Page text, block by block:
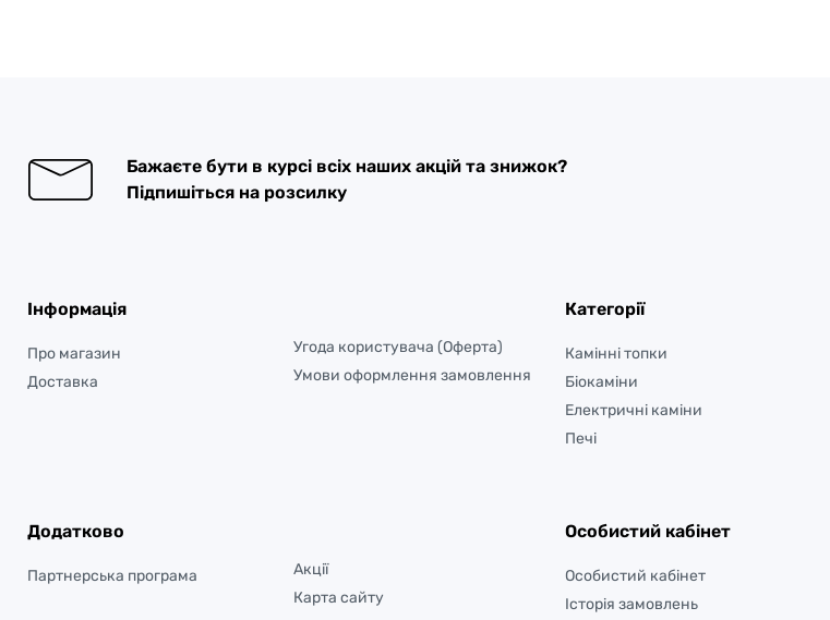
Бажаєте бути в курсі всіх наших акцій та знижок?
Підпишіться на розсилку
Інформація
Про магазин
Доставка
Угода користувача (Оферта)
Умови оформлення замовлення
Категорії
Камінні топки
Біокаміни
Електричні каміни
Печі
Додатково
Партнерська програма
Акції
Карта сайту
Особистий кабінет
Особистий кабінет
Історія замовлень